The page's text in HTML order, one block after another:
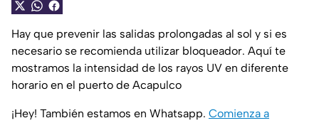
Hay que prevenir las salidas prolongadas al sol y si es
necesario se recomienda utilizar bloqueador. Aquí te
mostramos la intensidad de los rayos UV en diferente
horario en el puerto de Acapulco
¡Hey! También estamos en Whatsapp. Comienza a